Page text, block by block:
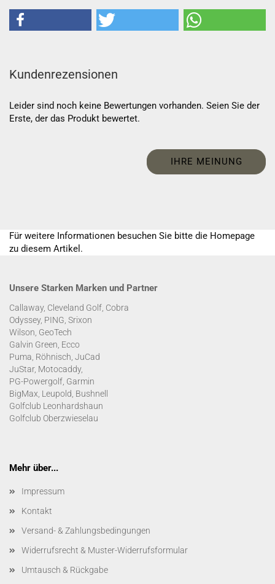
Kundenrezensionen
Leider sind noch keine Bewertungen vorhanden. Seien Sie der
Erste, der das Produkt bewertet.
IHRE MEINUNG
Für weitere Informationen besuchen Sie bitte die Homepage
zu diesem Artikel.
Unsere Starken Marken und Partner
Callaway, Cleveland Golf, Cobra
Odyssey, PING, Srixon
Wilson, GeoTech
Galvin Green, Ecco
Puma, Röhnisch, JuCad
JuStar, Motocaddy,
PG-Powergolf, Garmin
BigMax, Leupold, Bushnell
Golfclub Leonhardshaun
Golfclub Oberzwieselau
Mehr über...
Impressum
Kontakt
Versand- & Zahlungsbedingungen
Widerrufsrecht & Muster-Widerrufsformular
Umtausch & Rückgabe